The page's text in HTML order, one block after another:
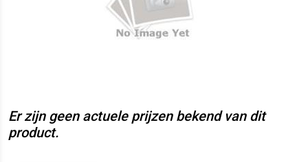
Er zijn geen actuele prijzen bekend van dit
product.